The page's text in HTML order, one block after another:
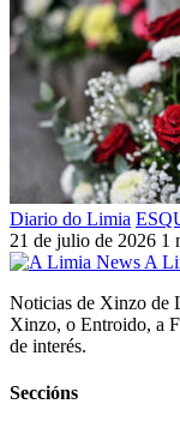
Diario do Limia
21 de julio de 2026 1
A
Noticias de Xinzo de
Xinzo, o Entroido, a
de interés.
Seccións